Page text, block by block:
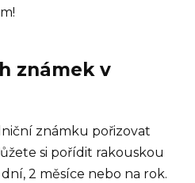
známek v
známku pořizovat
si pořídit rakouskou
2 měsíce nebo na rok.